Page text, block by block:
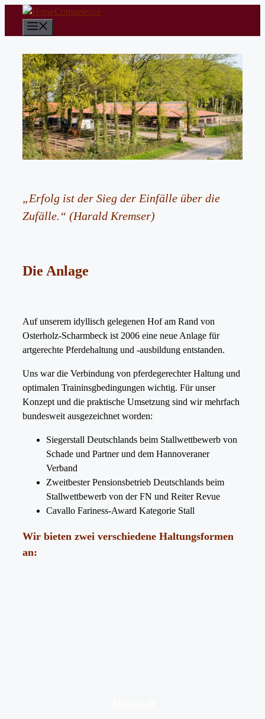
springen
„Erfolg ist der Sieg der Einfälle über die
Zufälle.“ (Harald Kremser)
Die Anlage
Auf unserem idyllisch gelegenen Hof am Rand von
Osterholz-Scharmbeck ist 2006 eine neue Anlage für
artgerechte Pferdehaltung und -ausbildung entstanden.
Uns war die Verbindung von pferdegerechter Haltung und
optimalen Traininsgbedingungen wichtig. Für unser
Konzept und die praktische Umsetzung sind wir mehrfach
bundesweit ausgezeichnet worden:
Siegerstall Deutschlands beim Stallwettbewerb von
Schade und Partner und dem Hannoveraner
Verband
Zweitbester Pensionsbetrieb Deutschlands beim
Stallwettbewerb von der FN und Reiter Revue
Cavallo Fariness-Award Kategorie Stall
Wir bieten zwei verschiedene Haltungsformen
an: